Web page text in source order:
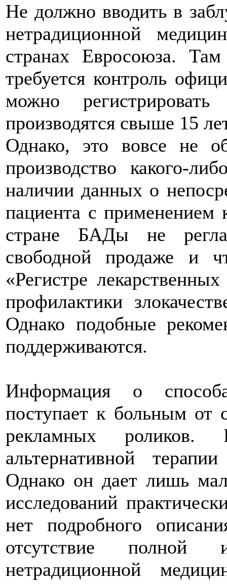
Не должно вводить в
нетрадиционной
странах Евросоюза.
требуется контроль
можно
производятся свыше 15
Однако, это вовсе не
производство какого-
наличии данных о
пациента с применением
стране БАДы не
свободной продаже и
«Регистре
профилактики
Однако подобные
поддерживаются.
Информация о
поступает к больным
рекламных
альтернативной
Однако он дает лишь
исследований
нет подробного
отсутствие полной
нетрадиционной